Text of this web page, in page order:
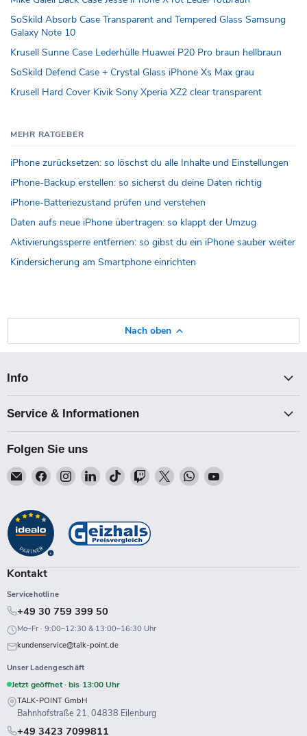
SoSkild Absorb Case Transparent and Tempered Glass Samsung
Galaxy Note 10
Krusell Sunne Case Lederhülle Huawei P20 Pro braun hellbraun
SoSkild Defend Case + Crystal Glass iPhone Xs Max grau
Krusell Hard Cover Kivik Sony Xperia XZ2 clear transparent
MEHR RATGEBER
iPhone zurücksetzen: so löschst du alle Inhalte und Einstellungen
iPhone-Backup erstellen: so sicherst du deine Daten richtig
iPhone-Batteriezustand prüfen und verstehen
Daten aufs neue iPhone übertragen: so klappt der Umzug
Aktivierungssperre entfernen: so gibst du ein iPhone sauber weiter
Kindersicherung am Smartphone einrichten
Nach oben
Info
Service & Informationen
Folgen Sie uns
Email
Talk-
Finden
Sie
auf
Facebook
Finden
Sie
auf
Instagram
Finden
Sie
auf
LinkedIn
Finden
Sie
auf
TikTok
Finden
Sie
Twitch
Finden
Sie
Finden
Sie
Finden
Kontakt
Servicehotline
+49 30 759 399 50
Mo–Fr · 9:00–12:30 & 13:00–16:30 Uhr
kundenservice@talk-point.de
Unser Ladengeschäft
Jetzt geöffnet · bis 13:00 Uhr
TALK-POINT GmbH
Bahnhofstraße 21, 04838 Eilenburg
+49 3423 7099811